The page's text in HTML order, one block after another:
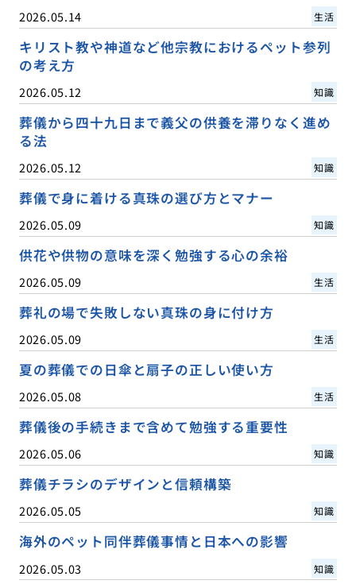
2026.05.14 生活
キリスト教や神道など他宗教におけるペット参列
の考え方
2026.05.12 知識
葬儀から四十九日まで義父の供養を滞りなく進め
る法
2026.05.12 知識
葬儀で身に着ける真珠の選び方とマナー
2026.05.09 知識
供花や供物の意味を深く勉強する心の余裕
2026.05.09 生活
葬礼の場で失敗しない真珠の身に付け方
2026.05.09 生活
夏の葬儀での日傘と扇子の正しい使い方
2026.05.08 生活
葬儀後の手続きまで含めて勉強する重要性
2026.05.06 知識
葬儀チラシのデザインと信頼構築
2026.05.05 知識
海外のペット同伴葬儀事情と日本への影響
2026.05.03 知識